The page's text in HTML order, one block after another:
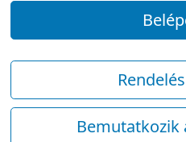
Bemutatkozik